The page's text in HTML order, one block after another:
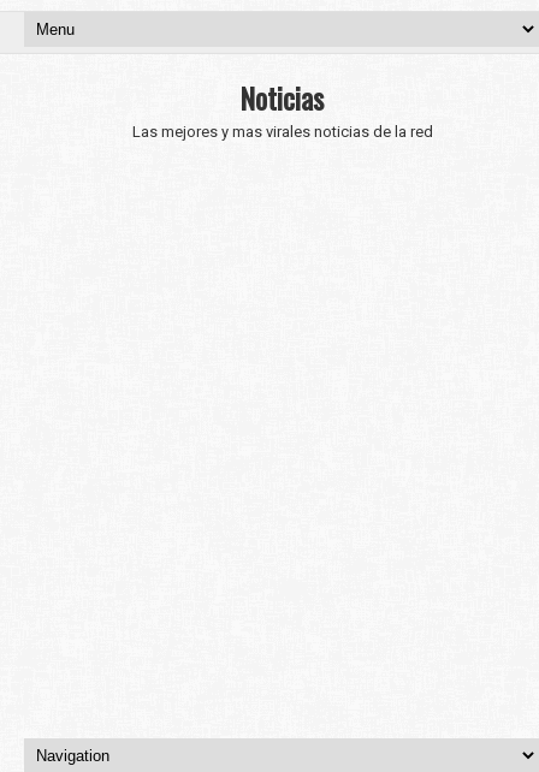
Noticias
Las mejores y mas virales noticias de la red